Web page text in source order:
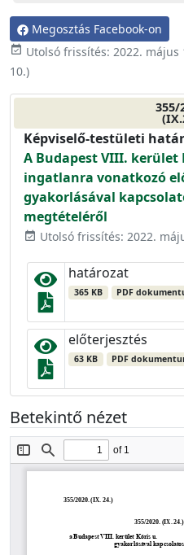
Megosztás Facebook-on
event_available Utolsó frissítés: 2022. május
10.)
355/
Képviselő-testületi
A Budapest VIII.
ingatlanra vonatkozó
gyakorlásával
megtételéről
event_available Utolsó frissítés: 2022.
határozat
365 KB PDF
előterjesztés
63 KB PDF
Betekintő nézet